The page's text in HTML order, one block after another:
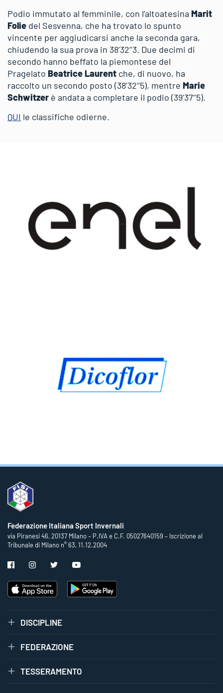
Podio immutato al femminile, con l’altoatesina Marit
Folie del Sesvenna, che ha trovato lo spunto
vincente per aggiudicarsi anche la seconda gara,
chiudendo la sua prova in 38’32’’3. Due decimi di
secondo hanno beffato la piemontese del
Pragelato Beatrice Laurent che, di nuovo, ha
raccolto un secondo posto (38’32’’5), mentre Marie
Schwitzer è andata a completare il podio (39’37’’5).
QUI le classifiche odierne.
Federazione Italiana Sport Invernali
via Piranesi 46, 20137 Milano – P.IVA e C.F. 05027640159 – Iscrizione al
Tribunale di Milano n° 63, 11.12.2004
DISCIPLINE
FEDERAZIONE
TESSERAMENTO